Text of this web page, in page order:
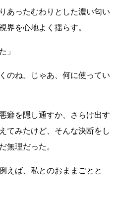
あったむわりとした濃い匂い
界を心地よく揺らす。
」
のね。じゃあ、何に使ってい
癖を隠し通すか、さらけ出す
てみたけど、そんな決断をし
無理だった。
えば、私とのおままごとと